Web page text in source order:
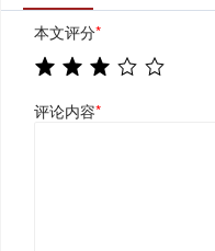
本文评分*
评论内容*